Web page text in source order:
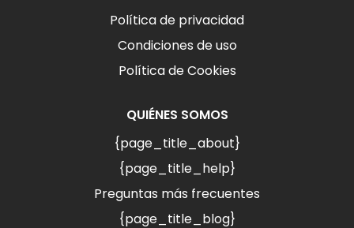
Política de privacidad
Condiciones de uso
Política de Cookies
QUIÉNES SOMOS
{page_title_about}
{page_title_help}
Preguntas más frecuentes
{page_title_blog}